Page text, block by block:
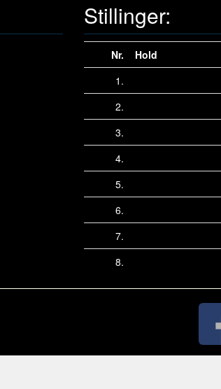
Stillinger:
Nr. Hold
1.
2.
3.
4.
5.
6.
7.
8.